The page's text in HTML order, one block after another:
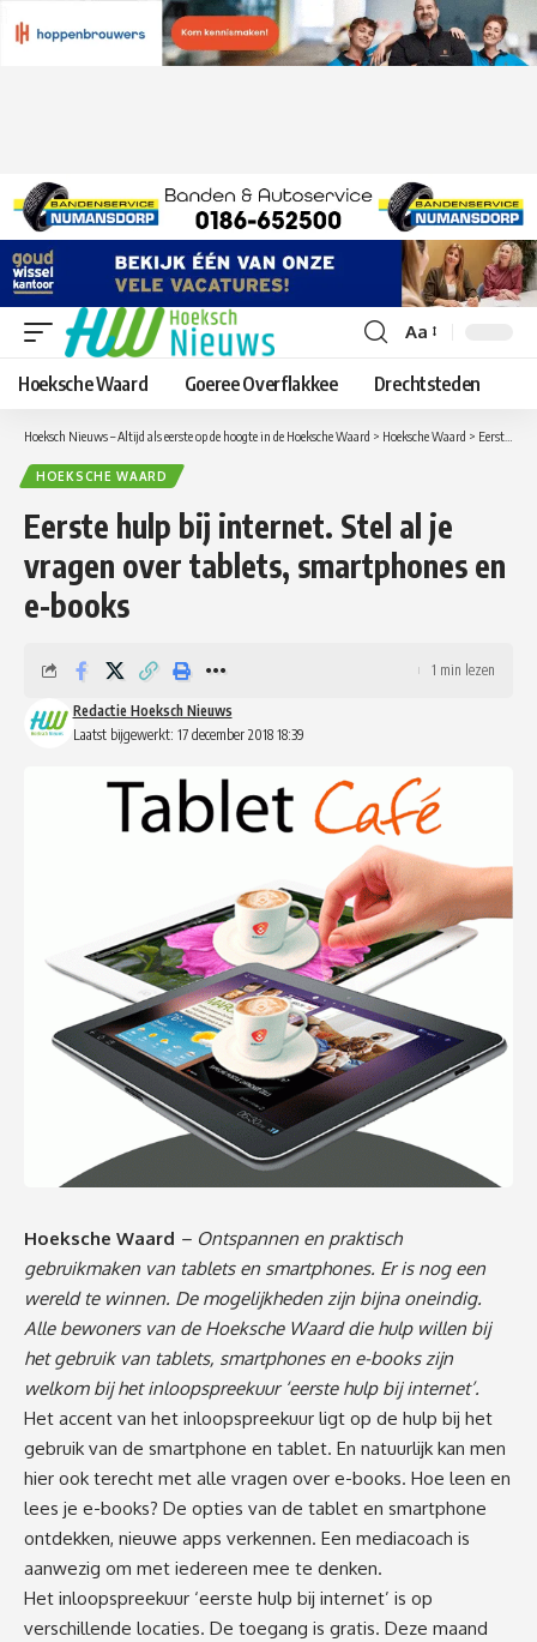
Lettergrootte
aanpassen
Aa
Hoeksche Waard Goeree Overflakkee Drechtsteden
Hoeksch Nieuws – Altijd als eerste op de hoogte in de Hoeksche Waard > Hoeksche Waard > Eerste hulp bij internet. Stel al je vragen over tablets, smartphones en e-books
HOEKSCHE WAARD
Eerste hulp bij internet. Stel al je
vragen over tablets, smartphones en
e-books
Laatst bijgewerkt: 17 december 2018 18:39
Redactie Hoeksch Nieuws
1 min lezen
Hoeksche Waard – Ontspannen en praktisch
gebruikmaken van tablets en smartphones. Er is nog een
wereld te winnen. De mogelijkheden zijn bijna oneindig.
Alle bewoners van de Hoeksche Waard die hulp willen bij
het gebruik van tablets, smartphones en e-books zijn
welkom bij het inloopspreekuur ‘eerste hulp bij internet’.
Het accent van het inloopspreekuur ligt op de hulp bij het
gebruik van de smartphone en tablet. En natuurlijk kan men
hier ook terecht met alle vragen over e-books. Hoe leen en
lees je e-books? De opties van de tablet en smartphone
ontdekken, nieuwe apps verkennen. Een mediacoach is
aanwezig om met iedereen mee te denken.
Het inloopspreekuur ‘eerste hulp bij internet’ is op
verschillende locaties. De toegang is gratis. Deze maand